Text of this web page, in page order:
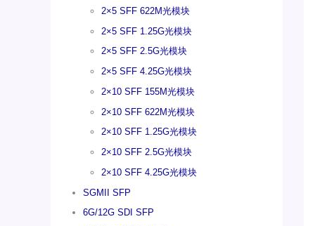
2×5 SFF 622M光模块
2×5 SFF 1.25G光模块
2×5 SFF 2.5G光模块
2×5 SFF 4.25G光模块
2×10 SFF 155M光模块
2×10 SFF 622M光模块
2×10 SFF 1.25G光模块
2×10 SFF 2.5G光模块
2×10 SFF 4.25G光模块
SGMII SFP
6G/12G SDI SFP